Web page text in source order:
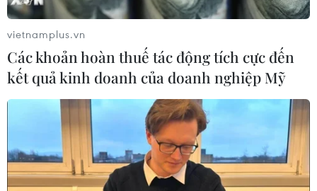
vietnamplus.vn
Các khoản hoàn thuế tác động tích cực đến
kết quả kinh doanh của doanh nghiệp Mỹ